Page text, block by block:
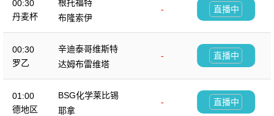
00:30
丹麦杯
根托福特
-
布隆索伊
直播中
00:30
罗乙
辛迪泰哥维斯特
-
达姆布雷维塔
直播中
01:00
德地区
BSG化学莱比锡
-
耶拿
直播中